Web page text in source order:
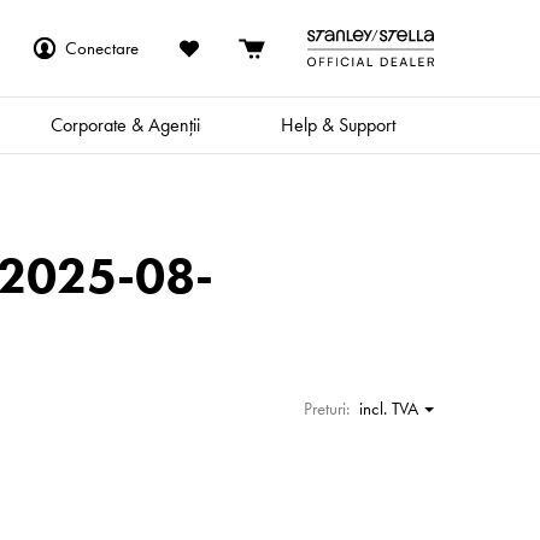
Conectare
Corporate & Agenții Help & Support
08-
Preturi: incl. TVA